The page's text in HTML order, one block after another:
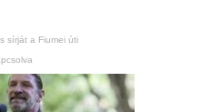
sírját a Fiumei úti